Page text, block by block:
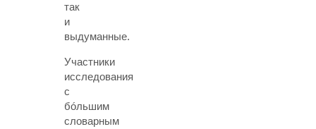
так
и
выдуманные.
Участники
исследования
с
бóльшим
словарным